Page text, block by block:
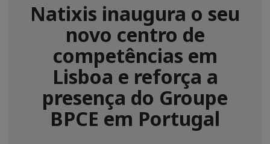
Natixis inaugura o seu
novo centro de
competências em
Lisboa e reforça a
presença do Groupe
BPCE em Portugal